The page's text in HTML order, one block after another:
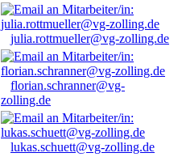
julia.rottmueller@vg-zolling.de
florian.schranner@vg-
zolling.de
lukas.schuett@vg-zolling.de